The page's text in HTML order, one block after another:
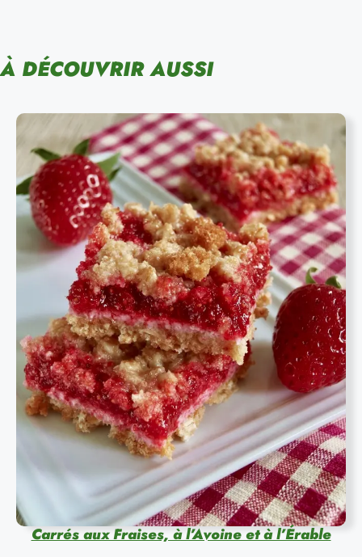
À DÉCOUVRIR AUSSI
Carrés aux Fraises, à l’Avoine et à l’Érable